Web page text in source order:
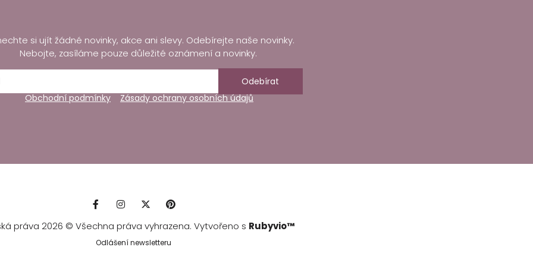
si ujít žádné novinky, akce ani slevy. Odebírejte naše novinky.
Nebojte, zasíláme pouze důležité oznámení a novinky.
Odebírat
Obchodní podmínky
Zásady ochrany osobních údajů
práva 2026 © Všechna práva vyhrazena. Vytvořeno s Rubyvio™
Odlášení newsletteru